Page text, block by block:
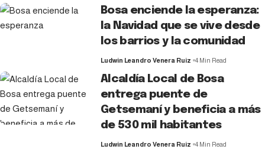
Bosa enciende la esperanza:
la Navidad que se vive desde
los barrios y la comunidad
Ludwin Leandro Venera Ruiz 4 Min Read
Alcaldía Local de Bosa
entrega puente de
Getsemaní y beneficia a más
de 530 mil habitantes
Ludwin Leandro Venera Ruiz 4 Min Read